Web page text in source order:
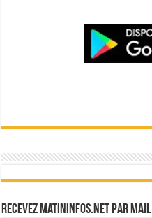
Recevez Matininfos.net par mail